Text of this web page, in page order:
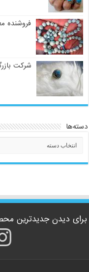
فروشنده
شرکت
دسته‌ها
دسته‌ها
برای دیدن جدیدترین